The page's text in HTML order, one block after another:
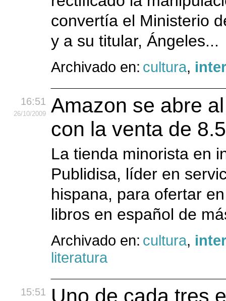
convertía el Ministerio
y a su titular, Ángeles...
Archivado en: cultura,
16:51
26/10/2009
Amazon se abre
con la venta de
La tienda minorista en
Publidisa, líder en
hispana, para ofertar
libros en español de
Archivado en: cultura,
literatura
15:51 Uno de cada tres